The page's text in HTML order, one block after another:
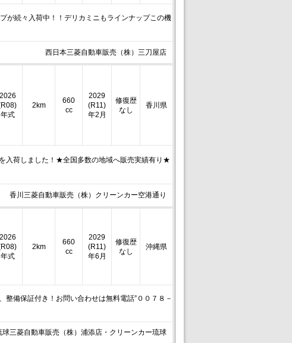
が続々入荷中！！デリカミニもラインナップこの機
西日本三菱自動車販売（株）三刀屋店
2026
年式
2km
660
cc
2029
(R11)
年2月
修復歴
なし
香川県
入荷しました！★全国多数の地域へ販売実績有り★
香川三菱自動車販売（株）クリーンカー空港通り
2026
年式
2km
660
cc
2029
(R11)
年6月
修復歴
なし
沖縄県
整備保証付き！お問い合わせは無料電話”００７８－
球三菱自動車販売（株）浦添店・クリーンカー琉球